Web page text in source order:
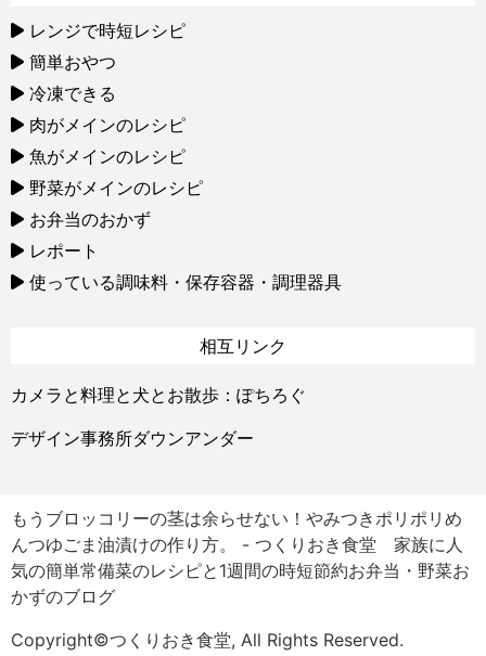
レンジで時短レシピ
簡単おやつ
冷凍できる
肉がメインのレシピ
魚がメインのレシピ
野菜がメインのレシピ
お弁当のおかず
レポート
使っている調味料・保存容器・調理器具
相互リンク
カメラと料理と犬とお散歩：ぽちろぐ
デザイン事務所ダウンアンダー
もうブロッコリーの茎は余らせない！やみつきポリポリめ
んつゆごま油漬けの作り方。 - つくりおき食堂 家族に人
気の簡単常備菜のレシピと1週間の時短節約お弁当・野菜お
かずのブログ
Copyright©つくりおき食堂, All Rights Reserved.